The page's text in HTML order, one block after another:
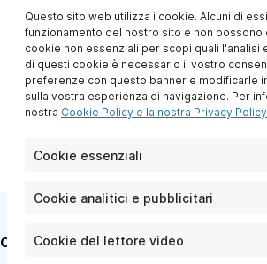
Questo sito web utilizza i cookie. Alcuni di
funzionamento del nostro sito e non
cookie non essenziali per scopi quali l'analisi
di questi cookie è necessario il vostro
preferenze con questo banner e modificarle
sulla vostra esperienza di navigazione. Per
nostra Cookie Policy e la nostra Privacy Policy
Cookie essenziali
Cookie analitici e pubblicitari
Cookie del lettore video
CONDIZIONI DI LAVORO